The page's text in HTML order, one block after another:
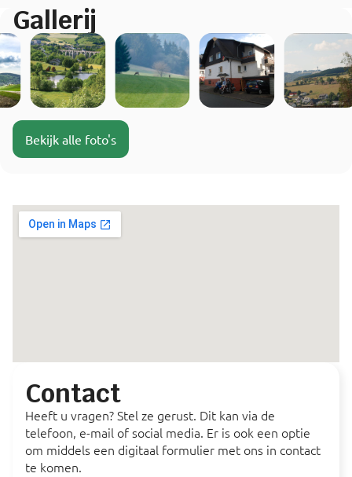
Gallerij
Bekijk alle foto's
Contact
Heeft u vragen? Stel ze gerust. Dit kan via de
telefoon, e-mail of social media. Er is ook een optie
om middels een digitaal formulier met ons in contact
te komen.